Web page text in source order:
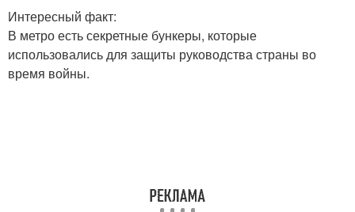
Интересный факт:
В метро есть секретные бункеры, которые
использовались для защиты руководства страны во
время войны.